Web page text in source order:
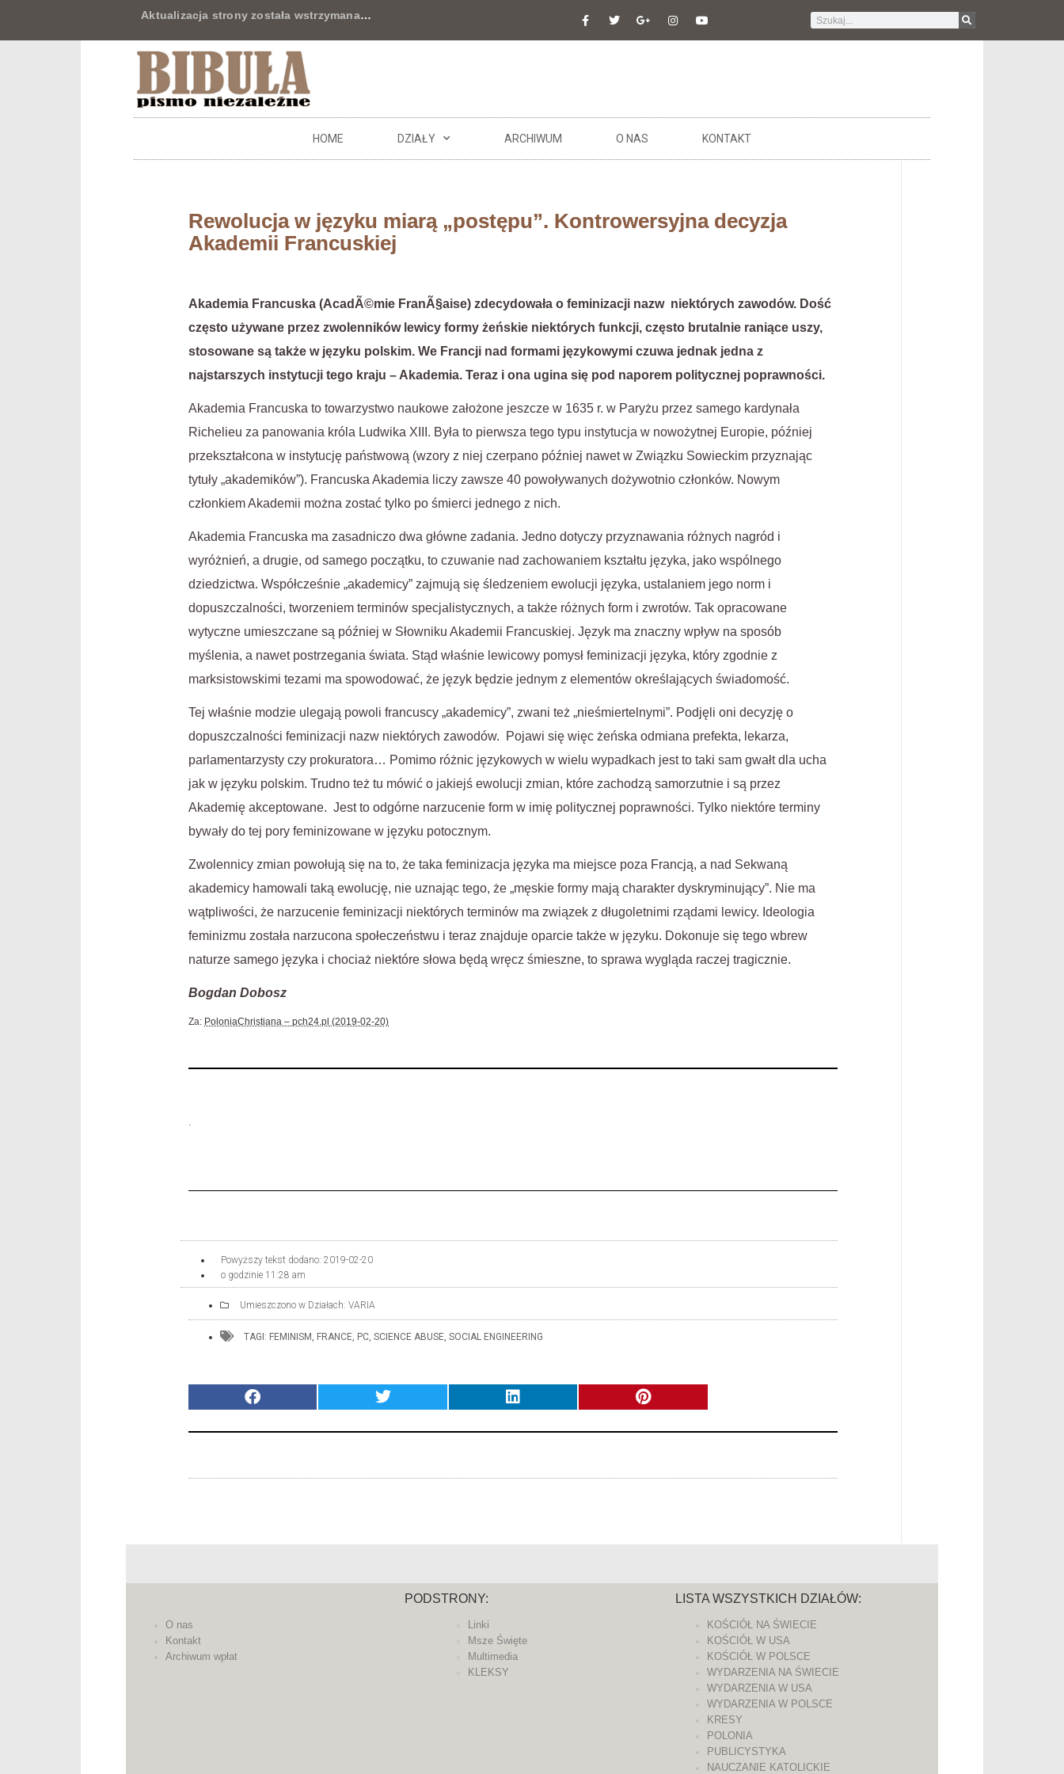
Aktualizacja strony została wstrzymana…
HOME DZIAŁY ARCHIWUM O NAS KONTAKT
Rewolucja w języku miarą „postępu”. Kontrowersyjna decyzja
Akademii Francuskiej
Akademia Francuska (AcadÃ©mie FranÃ§aise) zdecydowała o feminizacji nazw niektórych zawodów. Dość
często używane przez zwolenników lewicy formy żeńskie niektórych funkcji, często brutalnie raniące uszy,
stosowane są także w języku polskim. We Francji nad formami językowymi czuwa jednak jedna z
najstarszych instytucji tego kraju – Akademia. Teraz i ona ugina się pod naporem politycznej poprawności.
Akademia Francuska to towarzystwo naukowe założone jeszcze w 1635 r. w Paryżu przez samego kardynała
Richelieu za panowania króla Ludwika XIII. Była to pierwsza tego typu instytucja w nowożytnej Europie, później
przekształcona w instytucję państwową (wzory z niej czerpano później nawet w Związku Sowieckim przyznając
tytuły „akademików”). Francuska Akademia liczy zawsze 40 powoływanych dożywotnio członków. Nowym
członkiem Akademii można zostać tylko po śmierci jednego z nich.
Akademia Francuska ma zasadniczo dwa główne zadania. Jedno dotyczy przyznawania różnych nagród i
wyróżnień, a drugie, od samego początku, to czuwanie nad zachowaniem kształtu języka, jako wspólnego
dziedzictwa. Współcześnie „akademicy” zajmują się śledzeniem ewolucji języka, ustalaniem jego norm i
dopuszczalności, tworzeniem terminów specjalistycznych, a także różnych form i zwrotów. Tak opracowane
wytyczne umieszczane są później w Słowniku Akademii Francuskiej. Język ma znaczny wpływ na sposób
myślenia, a nawet postrzegania świata. Stąd właśnie lewicowy pomysł feminizacji języka, który zgodnie z
marksistowskimi tezami ma spowodować, że język będzie jednym z elementów określających świadomość.
Tej właśnie modzie ulegają powoli francuscy „akademicy”, zwani też „nieśmiertelnymi”. Podjęli oni decyzję o
dopuszczalności feminizacji nazw niektórych zawodów. Pojawi się więc żeńska odmiana prefekta, lekarza,
parlamentarzysty czy prokuratora… Pomimo różnic językowych w wielu wypadkach jest to taki sam gwałt dla ucha
jak w języku polskim. Trudno też tu mówić o jakiejś ewolucji zmian, które zachodzą samorzutnie i są przez
Akademię akceptowane. Jest to odgórne narzucenie form w imię politycznej poprawności. Tylko niektóre terminy
bywały do tej pory feminizowane w języku potocznym.
Zwolennicy zmian powołują się na to, że taka feminizacja języka ma miejsce poza Francją, a nad Sekwaną
akademicy hamowali taką ewolucję, nie uznając tego, że „męskie formy mają charakter dyskryminujący”. Nie ma
wątpliwości, że narzucenie feminizacji niektórych terminów ma związek z długoletnimi rządami lewicy. Ideologia
feminizmu została narzucona społeczeństwu i teraz znajduje oparcie także w języku. Dokonuje się tego wbrew
naturze samego języka i chociaż niektóre słowa będą wręcz śmieszne, to sprawa wygląda raczej tragicznie.
Bogdan Dobosz
Za: PoloniaChristiana – pch24.pl (2019-02-20)
Powyższy tekst dodano: 2019-02-20
o godzinie 11:28 am
Umieszczono w Działach: VARIA
TAGI: FEMINISM , FRANCE, PC, SCIENCE ABUSE, SOCIAL ENGINEERING
O nas
Kontakt
Archiwum wpłat
PODSTRONY:
Linki
Msze Święte
Multimedia
KLEKSY
LISTA WSZYSTKICH DZIAŁÓW:
KOŚCIÓŁ NA ŚWIECIE
KOŚCIÓŁ W USA
KOŚCIÓŁ W POLSCE
WYDARZENIA NA ŚWIECIE
WYDARZENIA W USA
WYDARZENIA W POLSCE
KRESY
POLONIA
PUBLICYSTYKA
NAUCZANIE KATOLICKIE